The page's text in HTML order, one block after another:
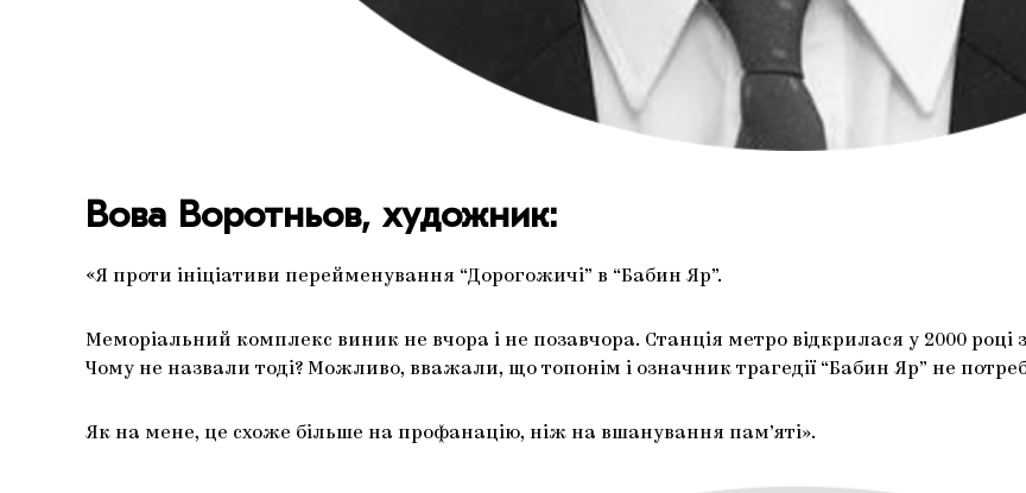
Вова Воротньов, художник:
«Я проти ініціативи перейменування “Дорогожичі” в “Бабин Яр”.
Меморіальний комплекс виник не вчора і не позавчора. Станція метро відкрилася у 2000 році
Чому не назвали тоді? Можливо, вважали, що топонім і означник трагедії “Бабин Яр” не
Як на мене, це схоже більше на профанацію, ніж на вшанування пам’яті».